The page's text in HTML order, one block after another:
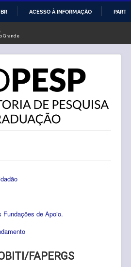
O
CONTEÚDO
ACESSO À INFORMAÇÃO
Grande
Fundações de Apoio.
FAPERGS